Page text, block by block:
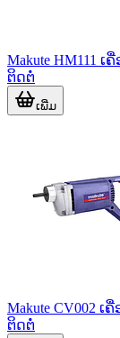
Makute HM111 ເ
ຕິດຕໍ່
ເພີ່ມ
Makute CV002 ເ
ຕິດຕໍ່